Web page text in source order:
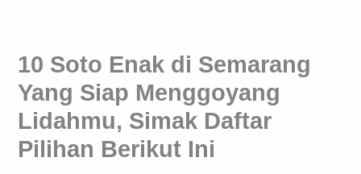
10 Soto Enak di Semarang
Yang Siap Menggoyang
Lidahmu, Simak Daftar
Pilihan Berikut Ini